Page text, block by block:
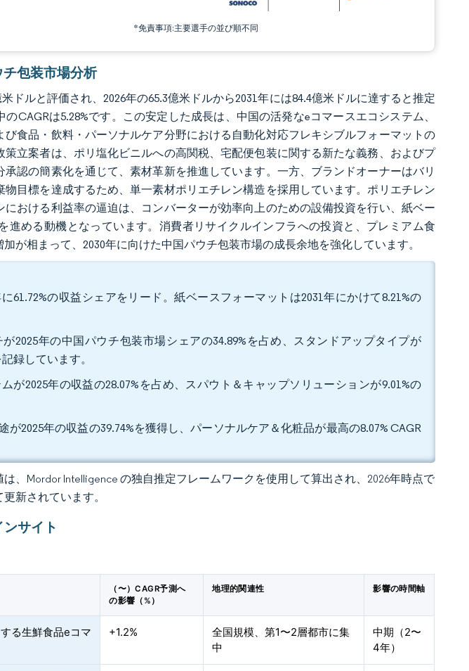
*免責事項:主要選手の並び順不同
包装市場分析
ドルと評価され、2026年の65.3億米ドルから2031年には84.4億米ドルに達すると推定
CAGRは5.28%です。この安定した成長は、中国の活発なeコマースエコシステム、
食品・飲料・パーソナルケア分野における自動化対応フレキシブルフォーマットの
立案者は、ポリ塩化ビニルへの高関税、宅配便包装に関する新たな義務、およびプ
認の簡素化を通じて、素材革新を推進しています。一方、ブランドオーナーはバリ
目標を達成するため、単一素材ポリエチレン構造を採用しています。ポリエチレン
おける利益率の逼迫は、コンバーターが効率向上のための設備投資を行い、紙ベー
進める動機となっています。消費者リサイクルインフラへの投資と、プレミアム食
が相まって、2030年に向けた中国パウチ包装市場の成長余地を強化しています。
61.72%の収益シェアをリード。紙ベースフォーマットは2031年にかけて8.21%の
2025年の中国パウチ包装市場シェアの34.89%を占め、スタンドアップタイプが
録しています。
が2025年の収益の28.07%を占め、スパウト＆キャップソリューションが9.01%の
2025年の収益の39.74%を獲得し、パーソナルケア＆化粧品が最高の8.07% CAGR
、Mordor Intelligence の独自推定フレームワークを使用して算出され、2026年時点で
新されています。
サイト
（〜）CAGR予測へ
の影響（%）
地理的関連性 影響の時間軸
る生鮮食品eコマ
+1.2%
全国規模、第1〜2層都市に集
中
中期（2〜
4年）